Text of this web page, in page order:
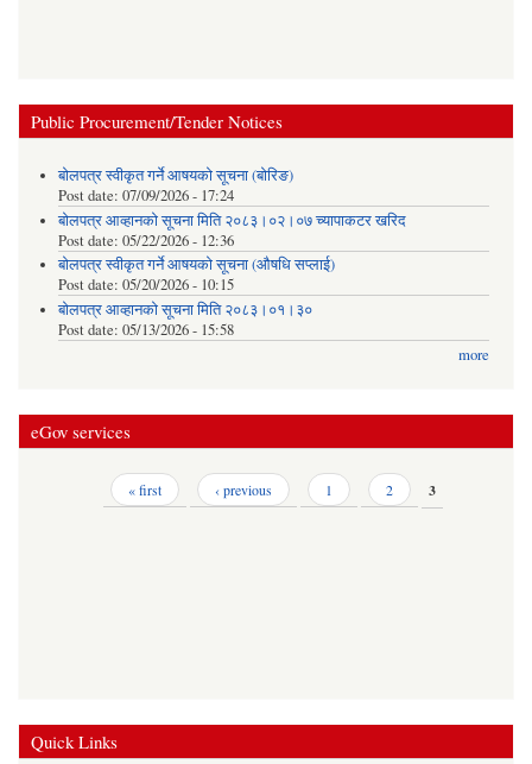
Public Procurement/Tender Notices
बोलपत्र स्वीकृत गर्ने आषयको सूचना (बोरिङ)
Post date: 07/09/2026 - 17:24
बोलपत्र आव्हानको सूचना मिति २०८३।०२।०७ च्यापाकटर खरिद
Post date: 05/22/2026 - 12:36
बोलपत्र स्वीकृत गर्ने आषयको सूचना (औषधि सप्लाई)
Post date: 05/20/2026 - 10:15
बोलपत्र आव्हानको सूचना मिति २०८३।०१।३०
Post date: 05/13/2026 - 15:58
more
eGov services
« first ‹ previous 1 2 3
Quick Links